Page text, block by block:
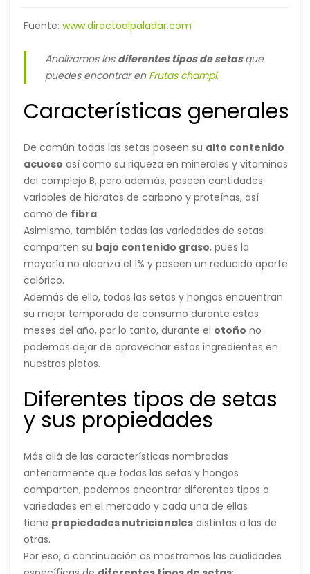
Fuente: www.directoalpaladar.com
Analizamos los diferentes tipos de setasque
puedes encontrar en Frutas champi.
Características generales
De común todas las setas poseen su alto contenido
acuoso así como su riqueza en minerales y vitaminas
del complejo B, pero además, poseen cantidades
variables de hidratos de carbono y proteínas, así
como de fibra.
Asimismo, también todas las variedades de setas
comparten su bajo contenido graso, pues la
mayoría no alcanza el 1% y poseen un reducido aporte
calórico.
Además de ello, todas las setas y hongos encuentran
su mejor temporada de consumo durante estos
meses del año, por lo tanto, durante el otoño no
podemos dejar de aprovechar estos ingredientes en
nuestros platos.
Diferentes tipos de setas
y sus propiedades
Más allá de las características nombradas
anteriormente que todas las setas y hongos
comparten, podemos encontrar diferentes tipos o
variedades en el mercado y cada una de ellas
tiene propiedades nutricionales distintas a las de
otras.
Por eso, a continuación os mostramos las cualidades